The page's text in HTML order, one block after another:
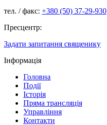
тел. / факс: +380 (50) 37-29-930
Пресцентр:
Задати запитання священику
Інформація
Головна
Події
Історія
Пряма трансляція
Управління
Контакти